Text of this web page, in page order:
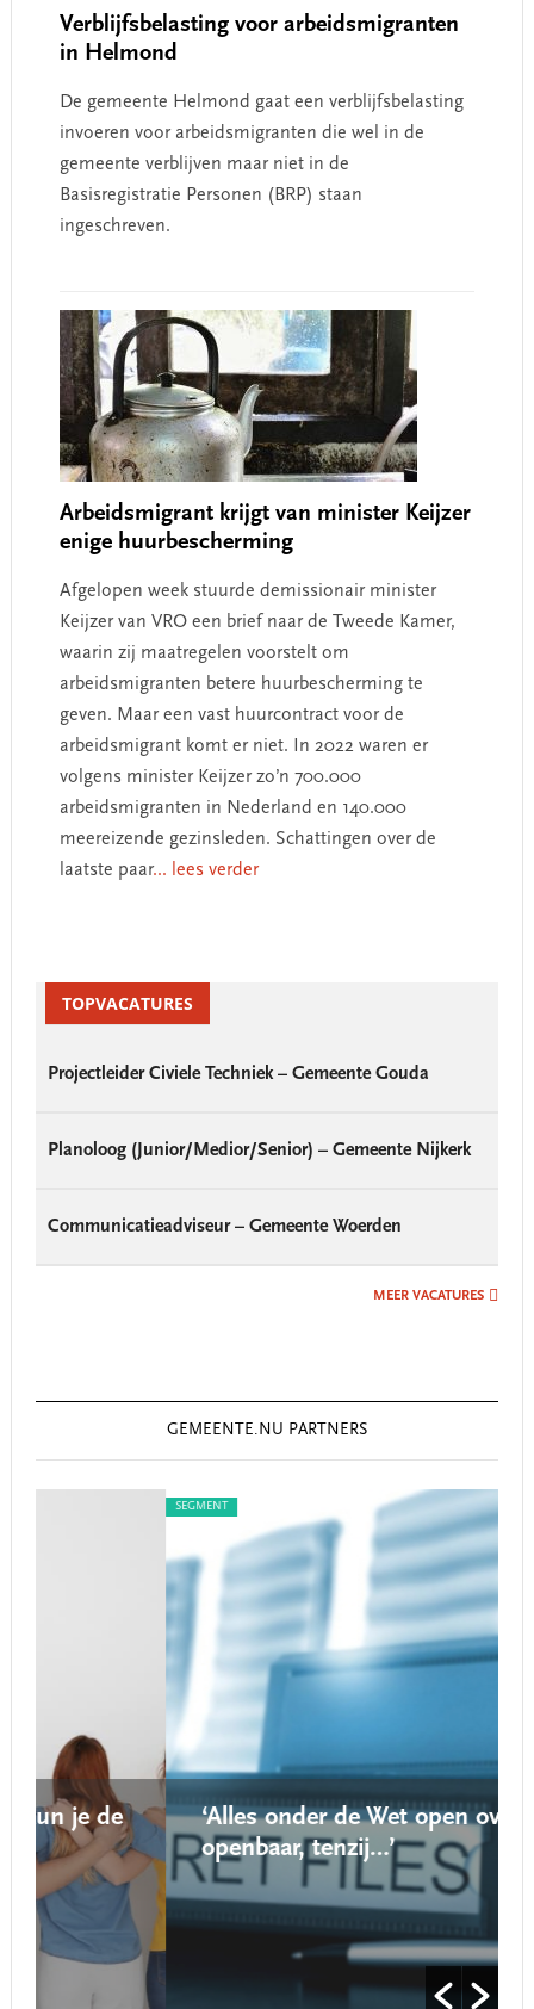
Verblijfsbelasting voor arbeidsmigranten
in Helmond
De gemeente Helmond gaat een verblijfsbelasting
invoeren voor arbeidsmigranten die wel in de
gemeente verblijven maar niet in de
Basisregistratie Personen (BRP) staan
ingeschreven.
Arbeidsmigrant krijgt van minister Keijzer
enige huurbescherming
Afgelopen week stuurde demissionair minister
Keijzer van VRO een brief naar de Tweede Kamer,
waarin zij maatregelen voorstelt om
arbeidsmigranten betere huurbescherming te
geven. Maar een vast huurcontract voor de
arbeidsmigrant komt er niet. In 2022 waren er
volgens minister Keijzer zo’n 700.000
arbeidsmigranten in Nederland en 140.000
meereizende gezinsleden. Schattingen over de
laatste paar... lees verder
SidebarTOPVACATURES
Projectleider Civiele Techniek – Gemeente Gouda
Planoloog (Junior/Medior/Senior) – Gemeente Nijkerk
Communicatieadviseur – Gemeente Woerden
MEER VACATURES
GEMEENTE.NU PARTNERS
‘Alles onder de Wet open overheid is
openbaar, tenzij…’